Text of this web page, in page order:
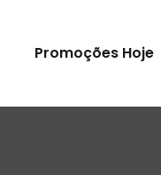
Promoções Hoje